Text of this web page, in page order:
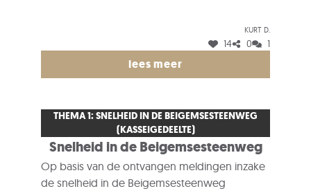
Kurt D.
14 0 1
lees meer
THEMA 1: SNELHEID IN DE BEIGEMSESTEENWEG
(KASSEIGEDEELTE)
Snelheid in de Beigemsesteenweg
Op basis van de ontvangen meldingen inzake
de snelheid in de Beigemsesteenweg